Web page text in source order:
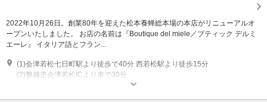
2022年10月26日。創業80年を迎えた松本養蜂総本場の本店がリニューアルオ
ープンいたしました。 お店の名前は『Boutique del miele／ブティック デルミ
エーレ』 イタリア語とフラン...
(1)会津若松七日町駅より徒歩で40分 西若松駅より徒歩15分
(2)磐越道会津若松ICより車で30分
営業時間：9:30～17:30 (土・日・祝日は10:00～17:00) 定休日：無し 休業